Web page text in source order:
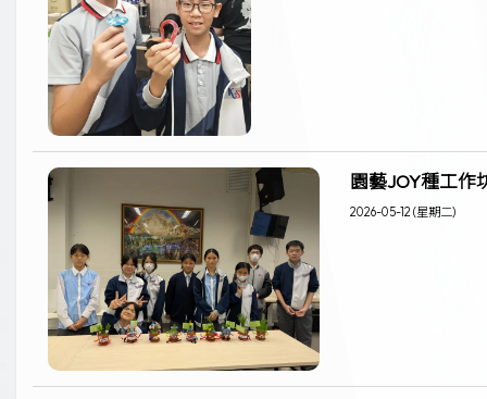
園藝JOY種工作
2026-05-12 (星期二)